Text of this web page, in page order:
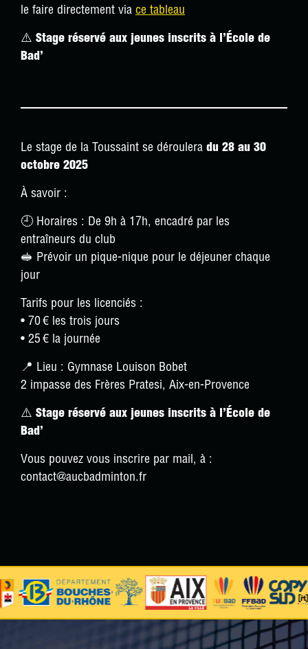
le faire directement via ce tableau
⚠️ Stage réservé aux jeunes inscrits à l’École de
Bad’
Le stage de la Toussaint se déroulera du 28 au 30
octobre 2025
À savoir :
🕘 Horaires : De 9h à 17h, encadré par les
entraîneurs du club
🥪 Prévoir un pique-nique pour le déjeuner chaque
jour
Tarifs pour les licenciés :
• 70 € les trois jours
• 25 € la journée
📍 Lieu : Gymnase Louison Bobet
2 impasse des Frères Pratesi, Aix-en-Provence
⚠️ Stage réservé aux jeunes inscrits à l’École de
Bad’
Vous pouvez vous inscrire par mail, à :
contact@aucbadminton.fr